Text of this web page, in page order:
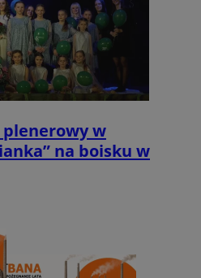
plenerowy w
na boisku w